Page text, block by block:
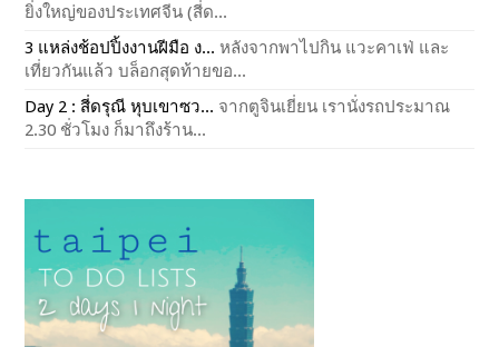
ยิ่งใหญ่ของประเทศจีน (สี่ด...
3 แหล่งช้อปปิ้งงานฝีมือ ง... หลังจากพาไปกิน แวะคาเฟ่ และ
เที่ยวกันแล้ว บล็อกสุดท้ายขอ...
Day 2 : สี่ดรุณี หุบเขาซว... จากตูจินเยี่ยน เรานั่งรถประมาณ
2.30 ชั่วโมง ก็มาถึงร้าน...